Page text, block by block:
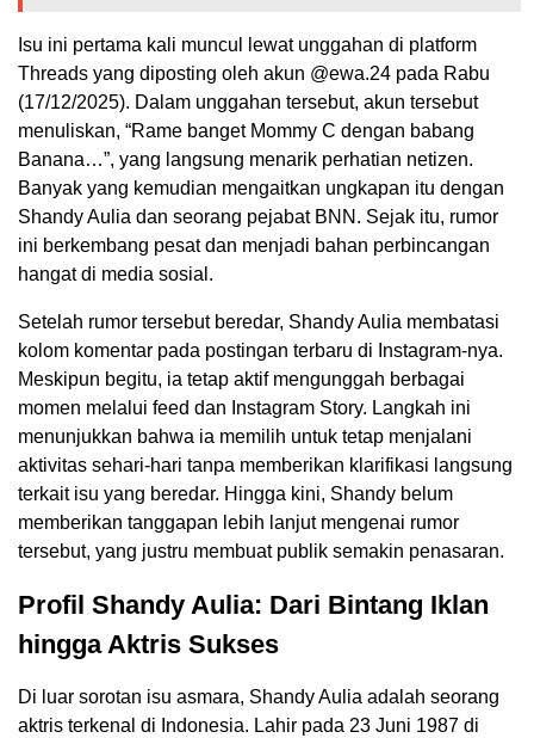
Isu ini pertama kali muncul lewat unggahan di platform
Threads yang diposting oleh akun @ewa.24 pada Rabu
(17/12/2025). Dalam unggahan tersebut, akun tersebut
menuliskan, “Rame banget Mommy C dengan babang
Banana…”, yang langsung menarik perhatian netizen.
Banyak yang kemudian mengaitkan ungkapan itu dengan
Shandy Aulia dan seorang pejabat BNN. Sejak itu, rumor
ini berkembang pesat dan menjadi bahan perbincangan
hangat di media sosial.
Setelah rumor tersebut beredar, Shandy Aulia membatasi
kolom komentar pada postingan terbaru di Instagram-nya.
Meskipun begitu, ia tetap aktif mengunggah berbagai
momen melalui feed dan Instagram Story. Langkah ini
menunjukkan bahwa ia memilih untuk tetap menjalani
aktivitas sehari-hari tanpa memberikan klarifikasi langsung
terkait isu yang beredar. Hingga kini, Shandy belum
memberikan tanggapan lebih lanjut mengenai rumor
tersebut, yang justru membuat publik semakin penasaran.
Profil Shandy Aulia: Dari Bintang Iklan
hingga Aktris Sukses
Di luar sorotan isu asmara, Shandy Aulia adalah seorang
aktris terkenal di Indonesia. Lahir pada 23 Juni 1987 di